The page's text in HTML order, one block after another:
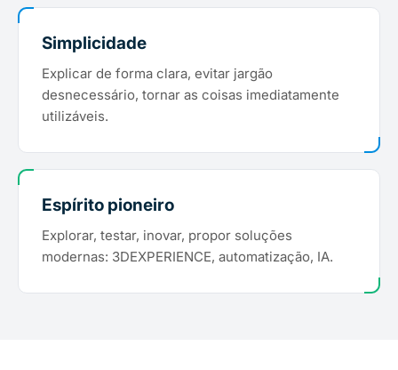
Simplicidade
Explicar de forma clara, evitar jargão
desnecessário, tornar as coisas imediatamente
utilizáveis.
Espírito pioneiro
Explorar, testar, inovar, propor soluções
modernas: 3DEXPERIENCE, automatização, IA.